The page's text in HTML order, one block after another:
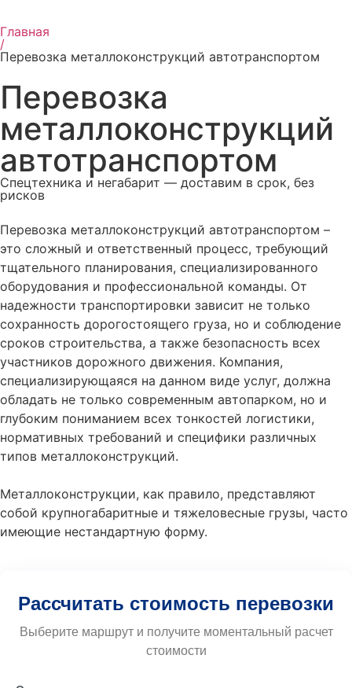
Главная
/
Перевозка металлоконструкций автотранспортом
Перевозка
металлоконструкций
автотранспортом
Спецтехника и негабарит — доставим в срок, без
рисков
Перевозка металлоконструкций автотранспортом –
это сложный и ответственный процесс, требующий
тщательного планирования, специализированного
оборудования и профессиональной команды. От
надежности транспортировки зависит не только
сохранность дорогостоящего груза, но и соблюдение
сроков строительства, а также безопасность всех
участников дорожного движения. Компания,
специализирующаяся на данном виде услуг, должна
обладать не только современным автопарком, но и
глубоким пониманием всех тонкостей логистики,
нормативных требований и специфики различных
типов металлоконструкций.
Металлоконструкции, как правило, представляют
собой крупногабаритные и тяжеловесные грузы, часто
имеющие нестандартную форму.
Рассчитать стоимость перевозки
Выберите маршрут и получите моментальный расчет
стоимости